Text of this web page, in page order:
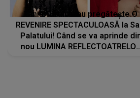
Tania Turtureanu pregătește O
REVENIRE SPECTACULOASĂ la
Palatului! Când se va aprinde
nou LUMINA